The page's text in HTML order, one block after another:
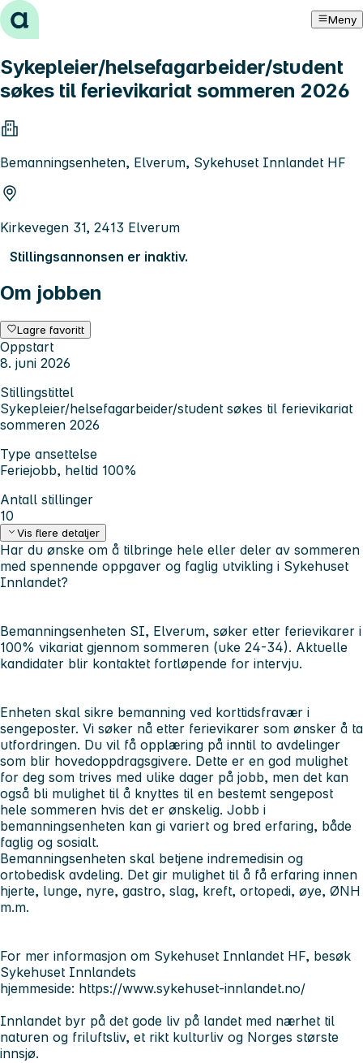
Hopp til innhold Meny
Sykepleier/helsefagarbeider/student
søkes til ferievikariat sommeren 2026
Bemanningsenheten, Elverum, Sykehuset Innlandet HF
Kirkevegen 31, 2413 Elverum
Stillingsannonsen er inaktiv.
Om jobben
Lagre favoritt
Oppstart
8. juni 2026
Stillingstittel
Sykepleier/helsefagarbeider/student søkes til ferievikariat
sommeren 2026
Type ansettelse
Feriejobb, heltid 100%
Antall stillinger
10
Vis flere detaljer
Har du ønske om å tilbringe hele eller deler av sommeren
med spennende oppgaver og faglig utvikling i Sykehuset
Innlandet?
Bemanningsenheten SI, Elverum, søker etter ferievikarer i
100% vikariat gjennom sommeren (uke 24-34). Aktuelle
kandidater blir kontaktet fortløpende for intervju.
Enheten skal sikre bemanning ved korttidsfravær i
sengeposter. Vi søker nå etter ferievikarer som ønsker å ta
utfordringen. Du vil få opplæring på inntil to avdelinger
som blir hovedoppdragsgivere. Dette er en god mulighet
for deg som trives med ulike dager på jobb, men det kan
også bli mulighet til å knyttes til en bestemt sengepost
hele sommeren hvis det er ønskelig. Jobb i
bemanningsenheten kan gi variert og bred erfaring, både
faglig og sosialt.
Bemanningsenheten skal betjene indremedisin og
ortobedisk avdeling. Det gir mulighet til å få erfaring innen
hjerte, lunge, nyre, gastro, slag, kreft, ortopedi, øye, ØNH
m.m.
For mer informasjon om Sykehuset Innlandet HF, besøk
Sykehuset Innlandets
hjemmeside: https://www.sykehuset-innlandet.no/
Innlandet byr på det gode liv på landet med nærhet til
naturen og friluftsliv, et rikt kulturliv og Norges største
innsjø.